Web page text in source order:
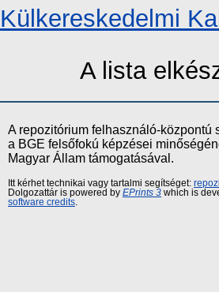
Külkereskedelmi
A lista
A repozitórium felhasználó-
a BGE felsőfokú képzései
Magyar Állam támogatásával.
Itt kérhet technikai vagy tartalmi segítséget:
Dolgozattár is powered by EPrints 3 which is
software credits